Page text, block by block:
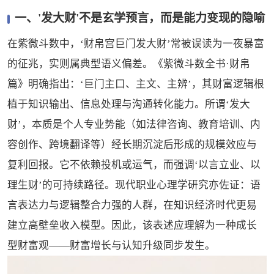
一、'发大财'不是玄学预言，而是能力变现的隐喻
在紫微斗数中，‘财帛宫巨门发大财’常被误读为一夜暴富
的征兆，实则属典型语义偏差。《紫微斗数全书·财帛
篇》明确指出：‘巨门主口、主文、主辨’，其财富逻辑根
植于知识输出、信息处理与沟通转化能力。所谓‘发大
财’，本质是个人专业势能（如法律咨询、教育培训、内
容创作、跨境翻译等）经长期沉淀后形成的规模效应与
复利回报。它不依赖投机或运气，而强调‘以言立业、以
理生财’的可持续路径。现代职业心理学研究亦佐证：语
言表达力与逻辑整合力强的人群，在知识经济时代更易
建立高壁垒收入模型。因此，该表述应理解为一种成长
型财富观——财富增长与认知升级同步发生。